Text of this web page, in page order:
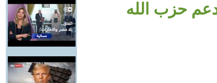
حزب الله